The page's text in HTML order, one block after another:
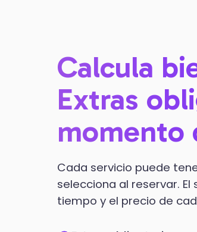
Calcula
Extras
momento
Cada servicio puede
selecciona al reservar.
tiempo y el precio de